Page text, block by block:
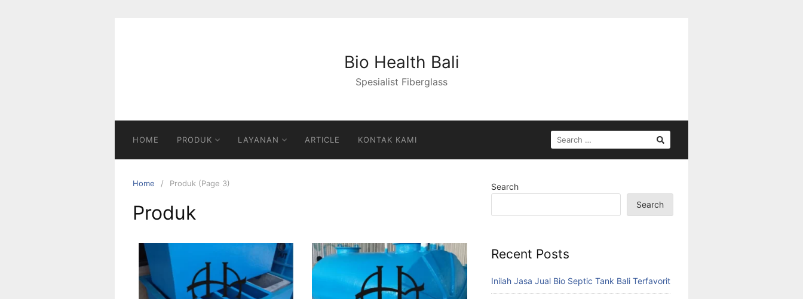
Bio Health Bali
Spesialist Fiberglass
HOME PRODUK LAYANAN ARTICLE KONTAK KAMI
Home Produk (Page 3)
Produk
Search
Search
Recent Posts
Inilah Jasa Jual Bio Septic Tank Bali Terfavorit